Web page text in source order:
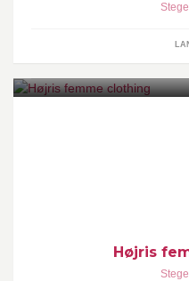
Stege
Højris
Stege